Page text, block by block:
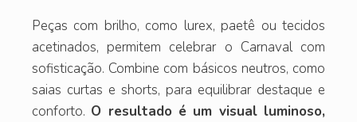
Peças com brilho, como lurex, paetê ou tecidos
acetinados, permitem celebrar o Carnaval com
sofisticação. Combine com básicos neutros, como
saias curtas e shorts, para equilibrar destaque e
conforto. O resultado é um visual luminoso,